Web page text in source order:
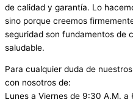
de calidad y garantía. Lo
sino porque creemos
seguridad son fundamentos de
saludable.
Para cualquier duda de
con nosotros de:
Lunes a Viernes de 9:30 A.M. a